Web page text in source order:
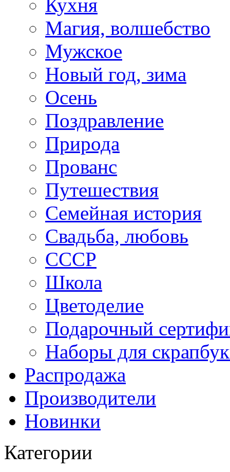
Кухня
Магия, волшебство
Мужское
Новый год, зима
Осень
Поздравление
Природа
Прованс
Путешествия
Семейная история
Свадьба, любовь
СССР
Школа
Цветоделие
Подарочный
Наборы для
Распродажа
Производители
Новинки
Категории